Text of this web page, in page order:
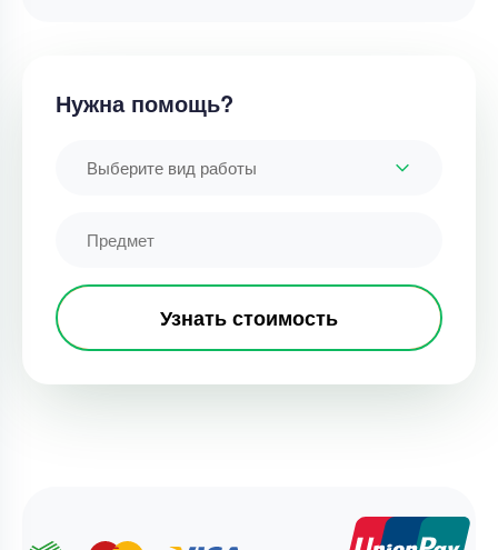
Нужна помощь?
Выберите вид работы
Узнать стоимость